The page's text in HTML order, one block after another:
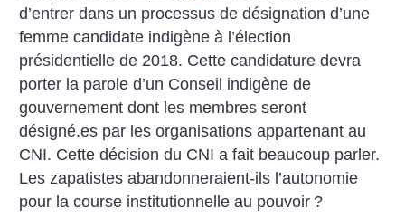
d’entrer dans un processus de désignation d’une
femme candidate indigène à l’élection
présidentielle de 2018. Cette candidature devra
porter la parole d’un Conseil indigène de
gouvernement dont les membres seront
désigné.es par les organisations appartenant au
CNI. Cette décision du CNI a fait beaucoup parler.
Les zapatistes abandonneraient-ils l’autonomie
pour la course institutionnelle au pouvoir ?